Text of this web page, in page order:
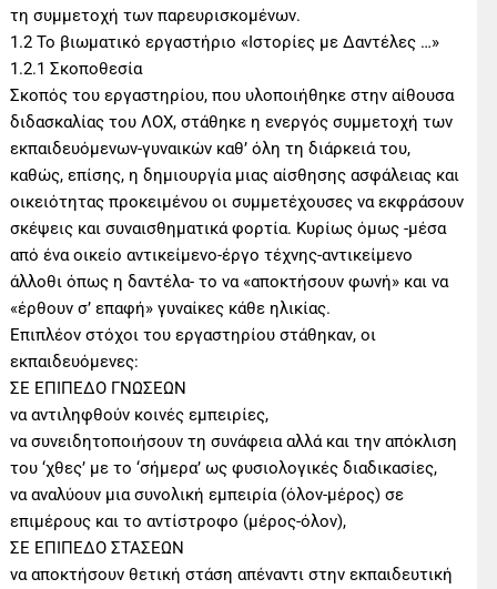
τη συμμετοχή των παρευρισκομένων.
1.2 Το βιωματικό εργαστήριο «Ιστορίες με Δαντέλες …»
1.2.1 Σκοποθεσία
Σκοπός του εργαστηρίου, που υλοποιήθηκε στην αίθουσα
διδασκαλίας του ΛΟΧ, στάθηκε η ενεργός συμμετοχή των
εκπαιδευόμενων-γυναικών καθ’ όλη τη διάρκειά του,
καθώς, επίσης, η δημιουργία μιας αίσθησης ασφάλειας και
οικειότητας προκειμένου οι συμμετέχουσες να εκφράσουν
σκέψεις και συναισθηματικά φορτία. Κυρίως όμως -μέσα
από ένα οικείο αντικείμενο-έργο τέχνης-αντικείμενο
άλλοθι όπως η δαντέλα- το να «αποκτήσουν φωνή» και να
«έρθουν σ’ επαφή» γυναίκες κάθε ηλικίας.
Επιπλέον στόχοι του εργαστηρίου στάθηκαν, οι
εκπαιδευόμενες:
ΣΕ ΕΠΙΠΕΔΟ ΓΝΩΣΕΩΝ
να αντιληφθούν κοινές εμπειρίες,
να συνειδητοποιήσουν τη συνάφεια αλλά και την απόκλιση
του ‘χθες’ με το ‘σήμερα’ ως φυσιολογικές διαδικασίες,
να αναλύουν μια συνολική εμπειρία (όλον-μέρος) σε
επιμέρους και το αντίστροφο (μέρος-όλον),
ΣΕ ΕΠΙΠΕΔΟ ΣΤΑΣΕΩΝ
να αποκτήσουν θετική στάση απέναντι στην εκπαιδευτική